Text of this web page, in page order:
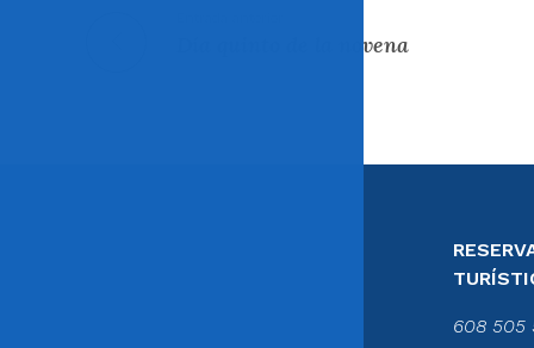
Día quinto de la novena
608 505